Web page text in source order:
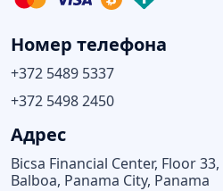
Номер телефона
+372 5489 5337
+372 5498 2450
Адрес
Bicsa Financial Center, Floor
Balboa, Panama City, Panama